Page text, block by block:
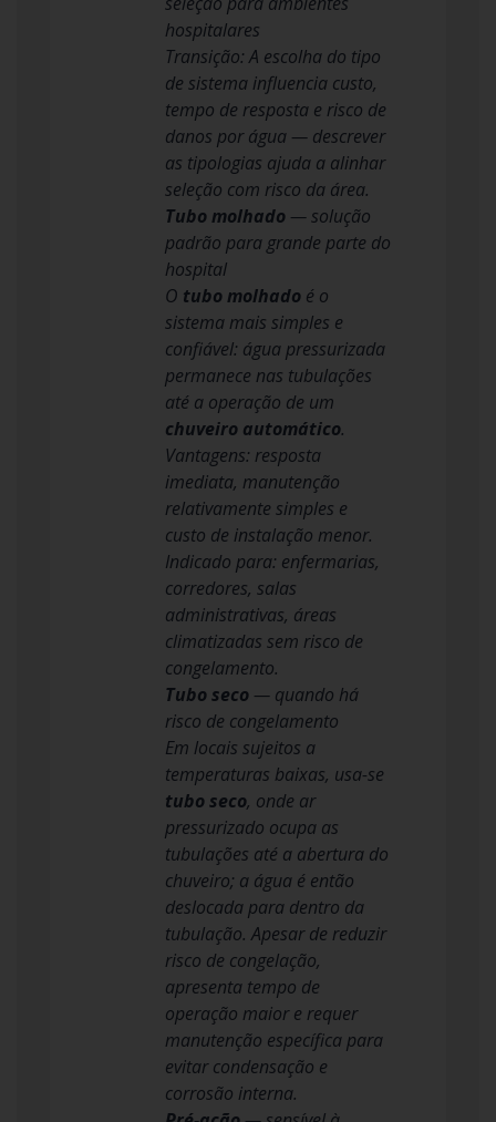
hospitalares
Transição: A escolha do tipo
de sistema influencia custo,
tempo de resposta e risco de
danos por água — descrever
as tipologias ajuda a alinhar
seleção com risco da área.
Tubo molhado — solução
padrão para grande parte do
hospital
O tubo molhado é o
sistema mais simples e
confiável: água pressurizada
permanece nas tubulações
até a operação de um
chuveiro automático.
Vantagens: resposta
imediata, manutenção
relativamente simples e
custo de instalação menor.
Indicado para: enfermarias,
corredores, salas
administrativas, áreas
climatizadas sem risco de
congelamento.
Tubo seco — quando há
risco de congelamento
Em locais sujeitos a
temperaturas baixas, usa-se
tubo seco, onde ar
pressurizado ocupa as
tubulações até a abertura do
chuveiro; a água é então
deslocada para dentro da
tubulação. Apesar de reduzir
risco de congelação,
apresenta tempo de
operação maior e requer
manutenção específica para
evitar condensação e
corrosão interna.